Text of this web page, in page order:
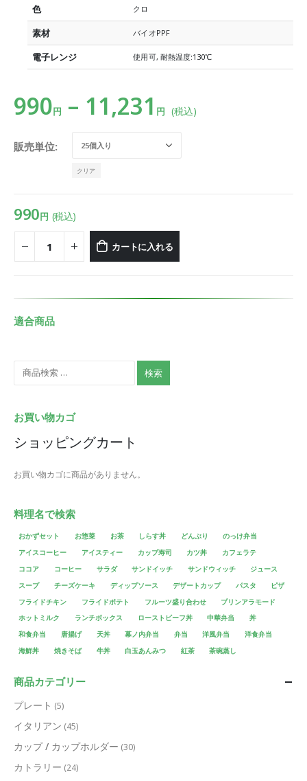
色
クロ
素材 バイオPPF
電子レンジ 使用可, 耐熱温度:130℃
990円 – 11,231 円 (税込)
販売単位
クリア
990円 (税込)
カートに入れる
適合商品
検索
お買い物カゴ
ショッピングカート
お買い物カゴに商品がありません。
料理名で検索
おかずセット お惣菜 お茶 しらす丼 どんぶり
のっけ弁当
アイスコーヒー
アイスティー カップ寿司 カツ丼
カフェラテ
ココア
コーヒー サラダ サンドイッチ サンドウィッチ
ジュース
スープ
チーズケーキ ディップソース デザートカップ パスタ
ピザ
フライドチキン
フライドポテト フルーツ盛り合わせ
プリンアラモード
ホットミルク
ランチボックス ローストビーフ丼 中華弁当
丼
和食弁当
唐揚げ 天丼 幕ノ内弁当 弁当 洋風弁当
洋食弁当
海鮮丼
焼きそば 牛丼 白玉あんみつ 紅茶 茶碗蒸し
商品カテゴリー
プレート (5)
イタリアン (45)
カップ / カップホルダー (30)
カトラリー (24)